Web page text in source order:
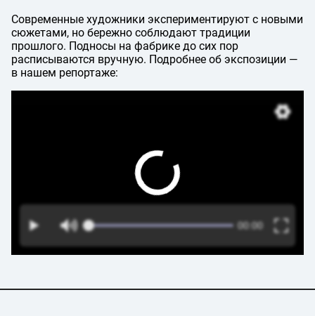
Современные художники экспериментируют с новыми
сюжетами, но бережно соблюдают традиции
прошлого. Подносы на фабрике до сих пор
расписываются вручную. Подробнее об экспозиции —
в нашем репортаже: